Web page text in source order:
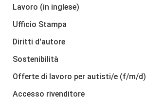
Lavoro (in inglese)
Ufficio Stampa
Diritti d'autore
Sostenibilità
Offerte di lavoro per autisti/e (f/m/d)
Accesso rivenditore